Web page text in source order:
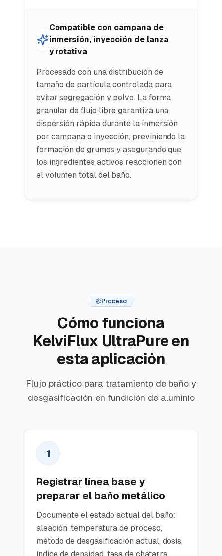
Compatible con campana de
inmersión, inyección de lanza
y rotativa
Procesado con una distribución de
tamaño de partícula controlada para
evitar segregación y polvo. La forma
granular de flujo libre garantiza una
dispersión rápida durante la inmersión
por campana o inyección, previniendo la
formación de grumos y asegurando que
los ingredientes activos reaccionen con
el volumen total del baño.
Proceso
Cómo funciona
KelviFlux UltraPure en
esta aplicación
Flujo práctico para tratamiento de baño y
desgasificación en fundición de aluminio
1
Registrar línea base y
preparar el baño metálico
Documente el estado actual del baño:
aleación, temperatura de proceso,
método de desgasificación actual, dosis,
índice de densidad, tasa de chatarra,